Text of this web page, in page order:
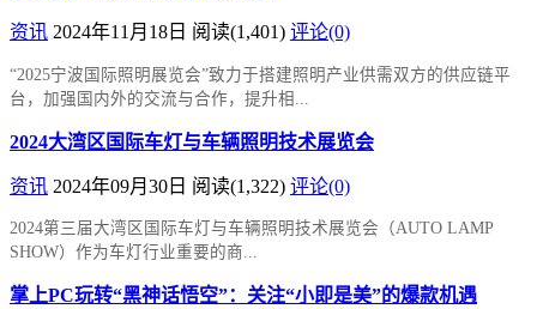
资讯 2024年11月18日 阅读(1,401) 评论(0)
“2025宁波国际照明展览会”致力于搭建照明产业供需双方的供应链平
台，加强国内外的交流与合作，提升相...
2024大湾区国际车灯与车辆照明技术展览会
资讯 2024年09月30日 阅读(1,322) 评论(0)
2024第三届大湾区国际车灯与车辆照明技术展览会（AUTO LAMP
SHOW）作为车灯行业重要的商...
掌上PC玩转“黑神话悟空”：关注“小即是美”的爆款机遇